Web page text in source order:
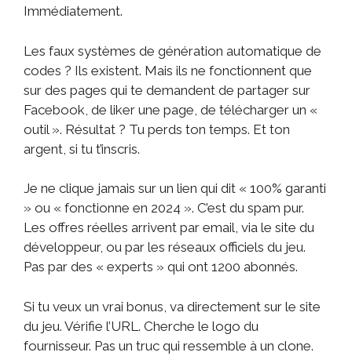
Immédiatement.
Les faux systèmes de génération automatique de
codes ? Ils existent. Mais ils ne fonctionnent que
sur des pages qui te demandent de partager sur
Facebook, de liker une page, de télécharger un «
outil ». Résultat ? Tu perds ton temps. Et ton
argent, si tu t’inscris.
Je ne clique jamais sur un lien qui dit « 100% garanti
» ou « fonctionne en 2024 ». C’est du spam pur.
Les offres réelles arrivent par email, via le site du
développeur, ou par les réseaux officiels du jeu.
Pas par des « experts » qui ont 1200 abonnés.
Si tu veux un vrai bonus, va directement sur le site
du jeu. Vérifie l’URL. Cherche le logo du
fournisseur. Pas un truc qui ressemble à un clone.